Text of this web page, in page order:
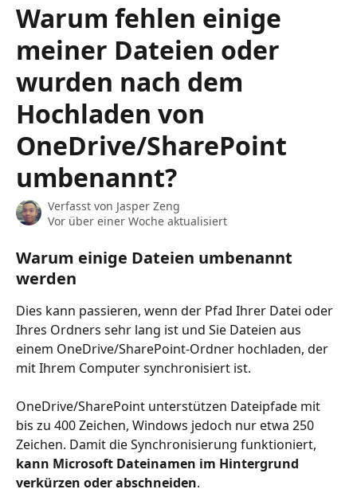
Warum fehlen einige
meiner Dateien oder
wurden nach dem
Hochladen von
OneDrive/SharePoint
umbenannt?
Verfasst von Jasper Zeng
Vor über einer Woche aktualisiert
Warum einige Dateien umbenannt
werden
Dies kann passieren, wenn der Pfad Ihrer Datei oder
Ihres Ordners sehr lang ist und Sie Dateien aus
einem OneDrive/SharePoint-Ordner hochladen, der
mit Ihrem Computer synchronisiert ist.
OneDrive/SharePoint unterstützen Dateipfade mit
bis zu 400 Zeichen, Windows jedoch nur etwa 250
Zeichen. Damit die Synchronisierung funktioniert,
kann Microsoft Dateinamen im Hintergrund
verkürzen oder abschneiden.